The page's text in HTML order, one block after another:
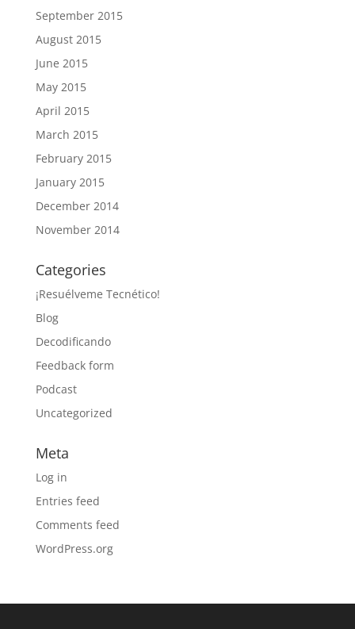
September 2015
August 2015
June 2015
May 2015
April 2015
March 2015
February 2015
January 2015
December 2014
November 2014
Categories
¡Resuélveme Tecnético!
Blog
Decodificando
Feedback form
Podcast
Uncategorized
Meta
Log in
Entries feed
Comments feed
WordPress.org